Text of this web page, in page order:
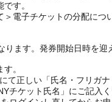
す。
電子チケットの分配につ
ます。発券開始日時を迎
。
て正しい「氏名・フリガ
チケット氏名」にご記入く